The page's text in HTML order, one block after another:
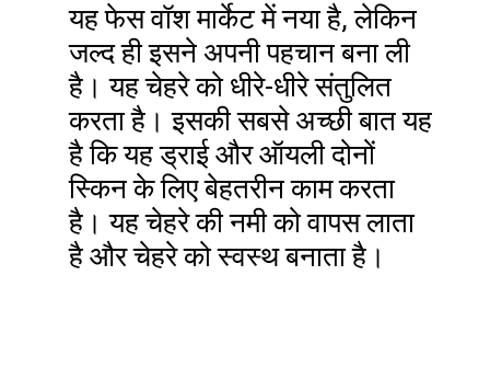
यह फेस वॉश मार्केट में नया है, लेकिन
जल्द ही इसने अपनी पहचान बना ली
है। यह चेहरे को धीरे-धीरे संतुलित
करता है। इसकी सबसे अच्छी बात यह
है कि यह ड्राई और ऑयली दोनों
स्किन के लिए बेहतरीन काम करता
है। यह चेहरे की नमी को वापस लाता
है और चेहरे को स्वस्थ बनाता है।